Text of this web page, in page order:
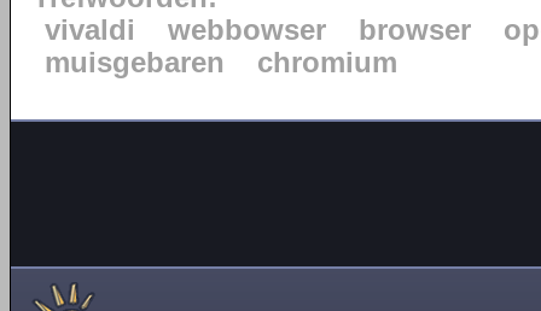
vivaldi
webbowser browser
muisgebaren
chromium